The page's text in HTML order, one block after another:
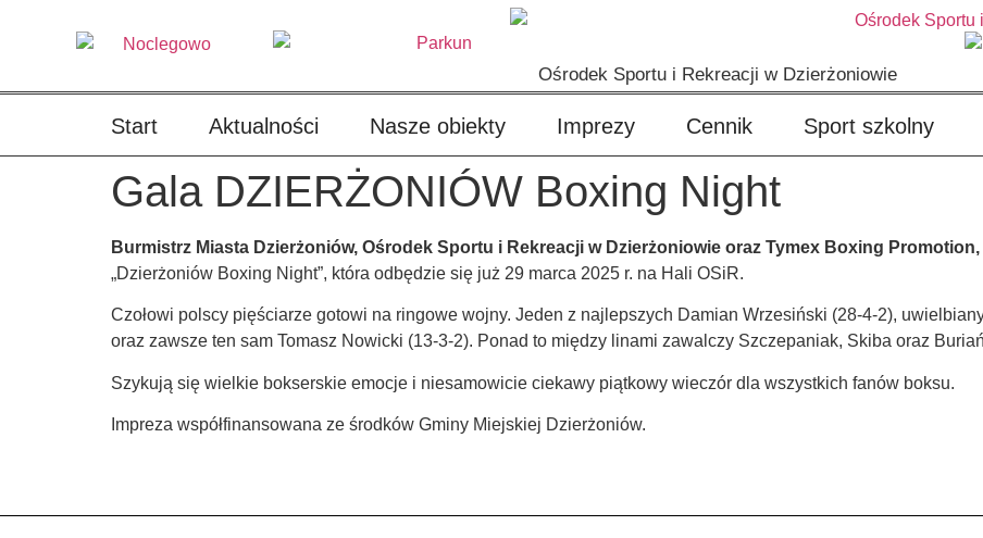
Ośrodek Sportu i Rekreacji w Dzierżoniowie
Start Aktualności Nasze obiekty Imprezy Cennik Sport szkolny
Gala DZIERŻONIÓW Boxing Night
Burmistrz Miasta Dzierżoniów, Ośrodek Sportu i Rekreacji w Dzierżoniowie oraz Tymex Boxing
„Dzierżoniów Boxing Night”, która odbędzie się już 29 marca 2025 r. na Hali OSiR.
Czołowi polscy pięściarze gotowi na ringowe wojny. Jeden z najlepszych Damian Wrzesiński (28-4-2),
oraz zawsze ten sam Tomasz Nowicki (13-3-2). Ponad to między linami zawalczy Szczepaniak, Skiba oraz
Szykują się wielkie bokserskie emocje i niesamowicie ciekawy piątkowy wieczór dla wszystkich fanów boksu.
Impreza współfinansowana ze środków Gminy Miejskiej Dzierżoniów.